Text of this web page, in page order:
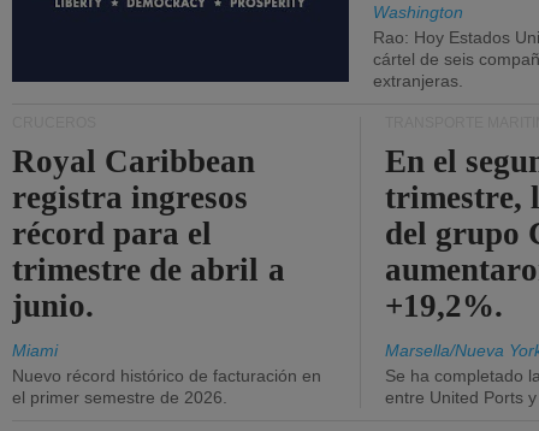
Washington
Rao: Hoy Estados
cártel de seis
extranjeras.
Royal Caribbean
registra ingresos
récord para el
trimestre de abril a
junio.
Miami
Nuevo récord histórico de facturación en
el primer semestre de 2026.
En el
trimestre,
del grupo
+19,2%.
Marsella/Nueva
Se ha completado
entre United Ports